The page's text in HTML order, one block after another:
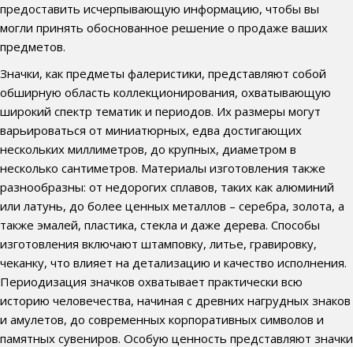
предоставить исчерпывающую информацию, чтобы вы
могли принять обоснованное решение о продаже ваших
предметов.
Значки, как предметы фалеристики, представляют собой
обширную область коллекционирования, охватывающую
широкий спектр тематик и периодов. Их размеры могут
варьироваться от миниатюрных, едва достигающих
нескольких миллиметров, до крупных, диаметром в
несколько сантиметров. Материалы изготовления также
разнообразны: от недорогих сплавов, таких как алюминий
или латунь, до более ценных металлов – серебра, золота, а
также эмалей, пластика, стекла и даже дерева. Способы
изготовления включают штамповку, литье, гравировку,
чеканку, что влияет на детализацию и качество исполнения.
Периодизация значков охватывает практически всю
историю человечества, начиная с древних нагрудных знаков
и амулетов, до современных корпоративных символов и
памятных сувениров. Особую ценность представляют значки